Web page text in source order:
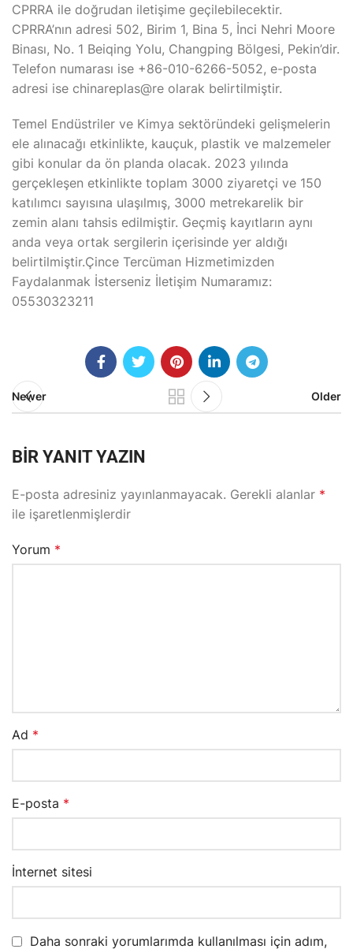
CPRRA ile doğrudan iletişime geçilebilecektir.
CPRRA’nın adresi 502, Birim 1, Bina 5, İnci Nehri Moore
Binası, No. 1 Beiqing Yolu, Changping Bölgesi, Pekin’dir.
Telefon numarası ise +86-010-6266-5052, e-posta
adresi ise chinareplas@re olarak belirtilmiştir.
Temel Endüstriler ve Kimya sektöründeki gelişmelerin
ele alınacağı etkinlikte, kauçuk, plastik ve malzemeler
gibi konular da ön planda olacak. 2023 yılında
gerçekleşen etkinlikte toplam 3000 ziyaretçi ve 150
katılımcı sayısına ulaşılmış, 3000 metrekarelik bir
zemin alanı tahsis edilmiştir. Geçmiş kayıtların aynı
anda veya ortak sergilerin içerisinde yer aldığı
belirtilmiştir.Çince Tercüman Hizmetimizden
Faydalanmak İsterseniz İletişim Numaramız:
05530323211
Newer Older
BIR YANIT YAZIN
E-posta adresiniz yayınlanmayacak. Gerekli alanlar *
ile işaretlenmişlerdir
Yorum *
Ad *
E-posta *
İnternet sitesi
Daha sonraki yorumlarımda kullanılması için adım,